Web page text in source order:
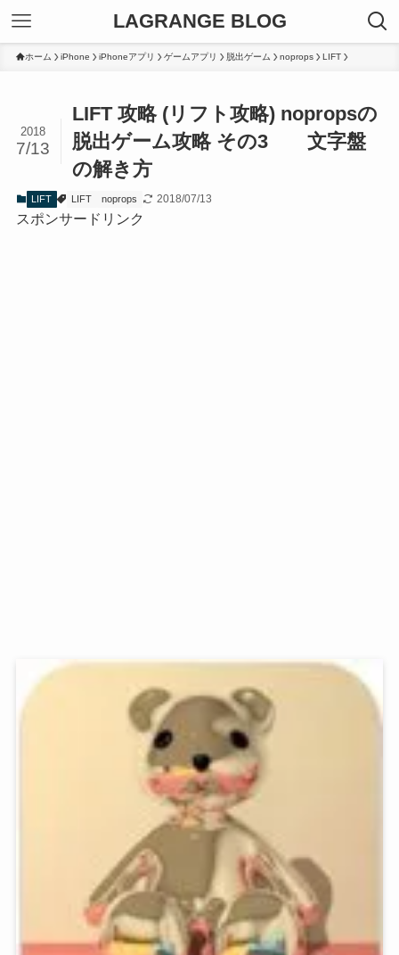
LAGRANGE BLOG
ホーム iPhone iPhoneアプリ ゲームアプリ 脱出ゲーム noprops LIFT
LIFT 攻略 (リフト攻略) nopropsの
脱出ゲーム攻略 その3 文字盤
の解き方
2018
7/13
LIFT LIFT noprops 2018/07/13
スポンサードリンク